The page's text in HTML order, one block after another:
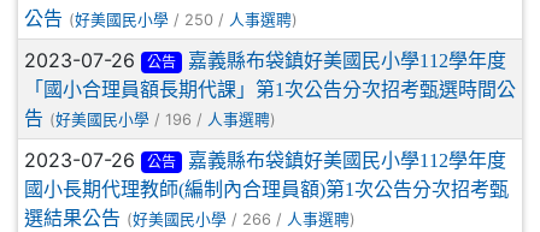
公告 (好美國民小學 / 250 / 人事選聘)
2023-07-26 公告
嘉義縣布袋鎮好美國民小學112學年度
「國小合理員額長期代課」第1次公告分次招考甄選時間公
告 (好美國民小學 / 196 / 人事選聘)
2023-07-26 公告
嘉義縣布袋鎮好美國民小學112學年度
國小長期代理教師(編制內合理員額)第1次公告分次招考甄
選結果公告 (好美國民小學 / 266 / 人事選聘)